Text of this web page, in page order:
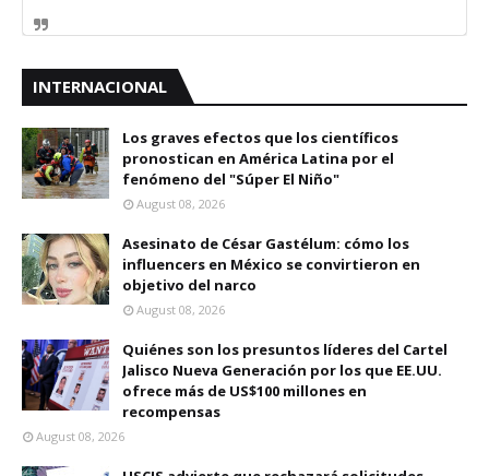
INTERNACIONAL
Los graves efectos que los científicos
pronostican en América Latina por el
fenómeno del "Súper El Niño"
August 08, 2026
Asesinato de César Gastélum: cómo los
influencers en México se convirtieron en
objetivo del narco
August 08, 2026
Quiénes son los presuntos líderes del Cartel
Jalisco Nueva Generación por los que EE.UU.
ofrece más de US$100 millones en
recompensas
August 08, 2026